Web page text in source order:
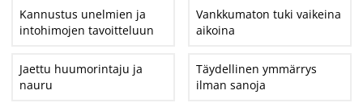
Kannustus unelmien ja
intohimojen tavoitteluun
Vankkumaton tuki vaikeina
aikoina
Jaettu huumorintaju ja
nauru
Täydellinen ymmärrys
ilman sanoja